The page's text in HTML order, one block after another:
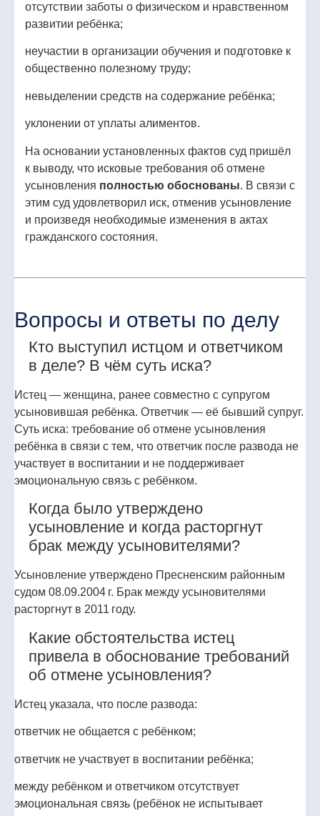
отсутствии заботы о физическом и нравственном
развитии ребёнка;
неучастии в организации обучения и подготовке к
общественно полезному труду;
невыделении средств на содержание ребёнка;
уклонении от уплаты алиментов.
На основании установленных фактов суд пришёл
к выводу, что исковые требования об отмене
усыновления полностью обоснованы. В связи с
этим суд удовлетворил иск, отменив усыновление
и произведя необходимые изменения в актах
гражданского состояния.
Вопросы и ответы по делу
Кто выступил истцом и ответчиком
в деле? В чём суть иска?
Истец — женщина, ранее совместно с супругом
усыновившая ребёнка. Ответчик — её бывший супруг.
Суть иска: требование об отмене усыновления
ребёнка в связи с тем, что ответчик после развода не
участвует в воспитании и не поддерживает
эмоциональную связь с ребёнком.
Когда было утверждено
усыновление и когда расторгнут
брак между усыновителями?
Усыновление утверждено Пресненским районным
судом 08.09.2004 г. Брак между усыновителями
расторгнут в 2011 году.
Какие обстоятельства истец
привела в обоснование требований
об отмене усыновления?
Истец указала, что после развода:
ответчик не общается с ребёнком;
ответчик не участвует в воспитании ребёнка;
между ребёнком и ответчиком отсутствует
эмоциональная связь (ребёнок не испытывает